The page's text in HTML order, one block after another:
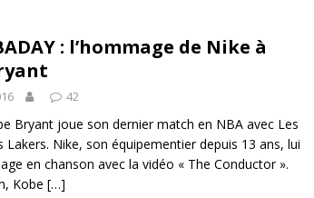
face aux incendies dans les Landes
RUGBY
une sensation plutôt qu’un chrono
son maillot avec un nouvel artiste chaque saison
: l’hommage de Nike à
42
Bryant joue son dernier match en NBA avec Les
Lakers. Nike, son équipementier depuis 13 ans, lui
en chanson avec la vidéo « The Conductor ».
Kobe […]